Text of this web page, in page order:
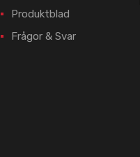
Produktblad
Frågor & Svar